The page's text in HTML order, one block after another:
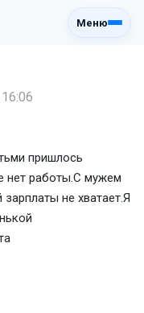
Меню
пришлось
нет работы.С мужем
не хватает.Я